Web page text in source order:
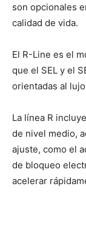
son opcionales
calidad de vida.
El R-Line es el
que el SEL y el
orientadas al
La línea R
de nivel medio,
ajuste, como el
de bloqueo
acelerar